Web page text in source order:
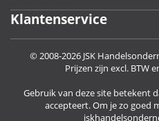
Klantenservice
© 2008-2026 JSK
Prijzen zijn excl. BTW
Gebruik van deze site betekent
accepteert. Om je zo goed